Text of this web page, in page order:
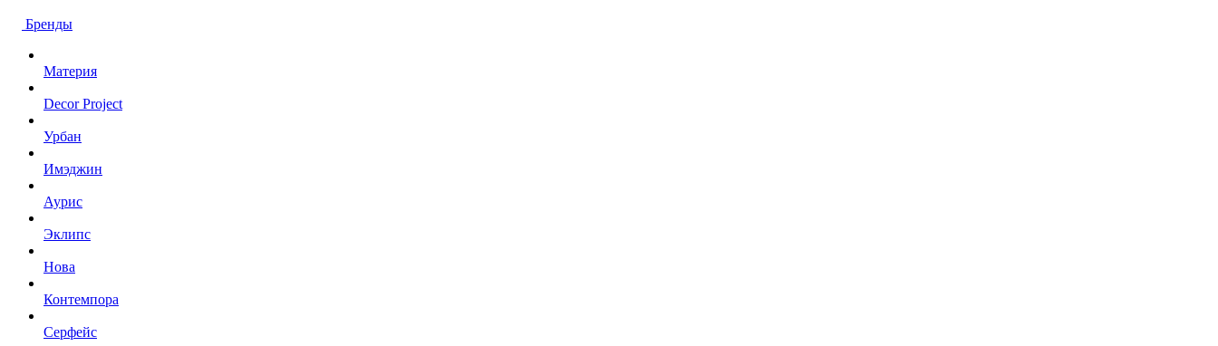
Бренды
Материя
Decor Project
Урбан
Имэджин
Аурис
Эклипс
Нова
Контемпора
Серфейс